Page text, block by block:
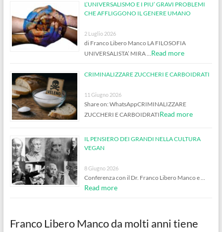
L’UNIVERSALISMO E I PIU’ GRAVI PROBLEMI
CHE AFFLIGGONO IL GENERE UMANO
2 Luglio 2026
di Franco Libero Manco LA FILOSOFIA
UNIVERSALISTA’ MIRA …Read more
CRIMINALIZZARE ZUCCHERI E CARBOIDRATI
11 Giugno 2026
Share on: WhatsAppCRIMINALIZZARE
ZUCCHERI E CARBOIDRATIRead more
IL PENSIERO DEI GRANDI NELLA CULTURA
VEGAN
8 Giugno 2026
Conferenza con il Dr. Franco Libero Manco e …
Read more
Franco Libero Manco da molti anni tiene